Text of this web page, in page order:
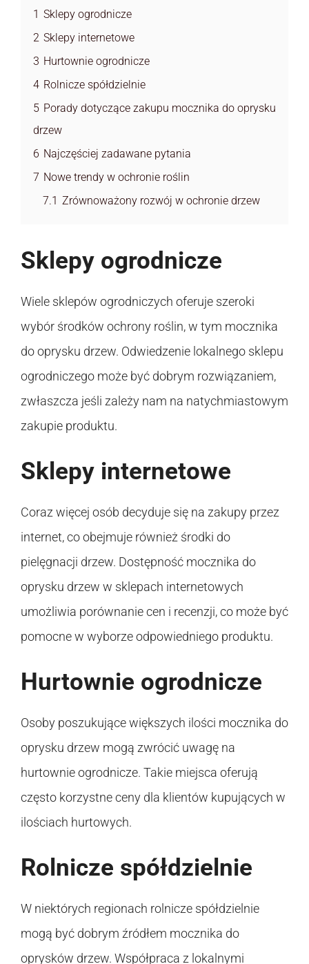
1 Sklepy ogrodnicze
2 Sklepy internetowe
3 Hurtownie ogrodnicze
4 Rolnicze spółdzielnie
5 Porady dotyczące zakupu mocznika do oprysku
drzew
6 Najczęściej zadawane pytania
7 Nowe trendy w ochronie roślin
7.1 Zrównoważony rozwój w ochronie drzew
Sklepy ogrodnicze
Wiele sklepów ogrodniczych oferuje szeroki
wybór środków ochrony roślin, w tym mocznika
do oprysku drzew. Odwiedzenie lokalnego sklepu
ogrodniczego może być dobrym rozwiązaniem,
zwłaszcza jeśli zależy nam na natychmiastowym
zakupie produktu.
Sklepy internetowe
Coraz więcej osób decyduje się na zakupy przez
internet, co obejmuje również środki do
pielęgnacji drzew. Dostępność mocznika do
oprysku drzew w sklepach internetowych
umożliwia porównanie cen i recenzji, co może być
pomocne w wyborze odpowiedniego produktu.
Hurtownie ogrodnicze
Osoby poszukujące większych ilości mocznika do
oprysku drzew mogą zwrócić uwagę na
hurtownie ogrodnicze. Takie miejsca oferują
często korzystne ceny dla klientów kupujących w
ilościach hurtowych.
Rolnicze spółdzielnie
W niektórych regionach rolnicze spółdzielnie
mogą być dobrym źródłem mocznika do
oprysków drzew. Współpraca z lokalnymi